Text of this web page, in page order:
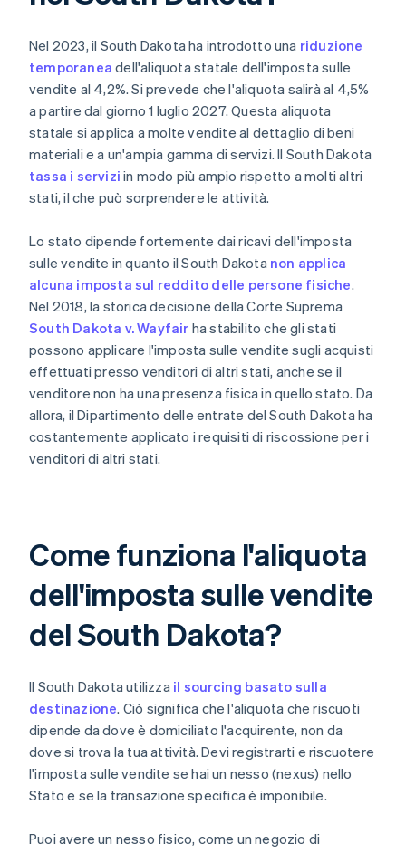
Nel 2023, il South Dakota ha introdotto una riduzione
temporanea dell'aliquota statale dell'imposta sulle
vendite al 4,2%. Si prevede che l'aliquota salirà al 4,5%
a partire dal giorno 1 luglio 2027. Questa aliquota
statale si applica a molte vendite al dettaglio di beni
materiali e a un'ampia gamma di servizi. Il South Dakota
tassa i servizi in modo più ampio rispetto a molti altri
stati, il che può sorprendere le attività.
Lo stato dipende fortemente dai ricavi dell'imposta
sulle vendite in quanto il South Dakota non applica
alcuna imposta sul reddito delle persone fisiche.
Nel 2018, la storica decisione della Corte Suprema
South Dakota v. Wayfair ha stabilito che gli stati
possono applicare l'imposta sulle vendite sugli acquisti
effettuati presso venditori di altri stati, anche se il
venditore non ha una presenza fisica in quello stato. Da
allora, il Dipartimento delle entrate del South Dakota ha
costantemente applicato i requisiti di riscossione per i
venditori di altri stati.
Come funziona l'aliquota
dell'imposta sulle vendite
del South Dakota?
Il South Dakota utilizza il sourcing basato sulla
destinazione. Ciò significa che l'aliquota che riscuoti
dipende da dove è domiciliato l'acquirente, non da
dove si trova la tua attività. Devi registrarti e riscuotere
l'imposta sulle vendite se hai un nesso (nexus) nello
Stato e se la transazione specifica è imponibile.
Puoi avere un nesso fisico, come un negozio di